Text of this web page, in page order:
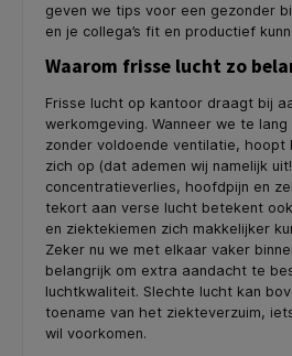
geven we tips voor een gezonder
en je collega’s fit en productief
Waarom frisse lucht zo
Frisse lucht op kantoor draagt bij
werkomgeving. Wanneer we te
zonder voldoende ventilatie, hoopt
zich op (dat ademen wij namelijk
concentratieverlies, hoofdpijn en
tekort aan verse lucht betekent
en ziektekiemen zich makkelijker
Zeker nu we met elkaar vaker
belangrijk om extra aandacht te
luchtkwaliteit. Slechte lucht kan
toename van het ziekteverzuim,
wil voorkomen.